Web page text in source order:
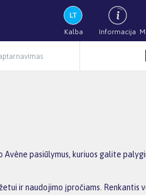
Kalba Informacija
pasiūlymus, kuriuos galite
ir naudojimo įpročiams.